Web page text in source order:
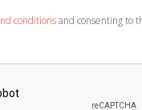
conditionsand consenting to